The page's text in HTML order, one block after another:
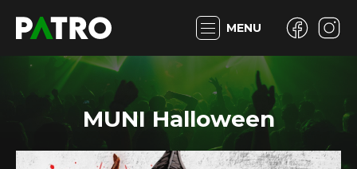
MENU
MUNI Halloween